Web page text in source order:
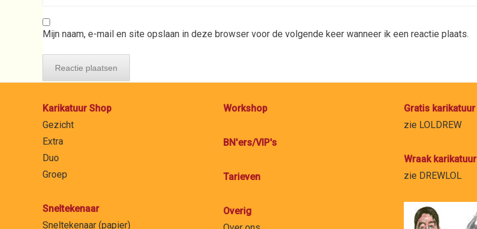
Mijn naam, e-mail en site opslaan in deze browser voor de volgende keer wanneer ik een reactie plaats.
Karikatuur Shop
Gezicht
Extra
Duo
Groep
Sneltekenaar
Sneltekenaar (papier)
Workshop
BN'ers/VIP's
Tarieven
Overig
Gratis karikatuur
zie LOLDREW
Wraak karikatuur
zie DREWLOL